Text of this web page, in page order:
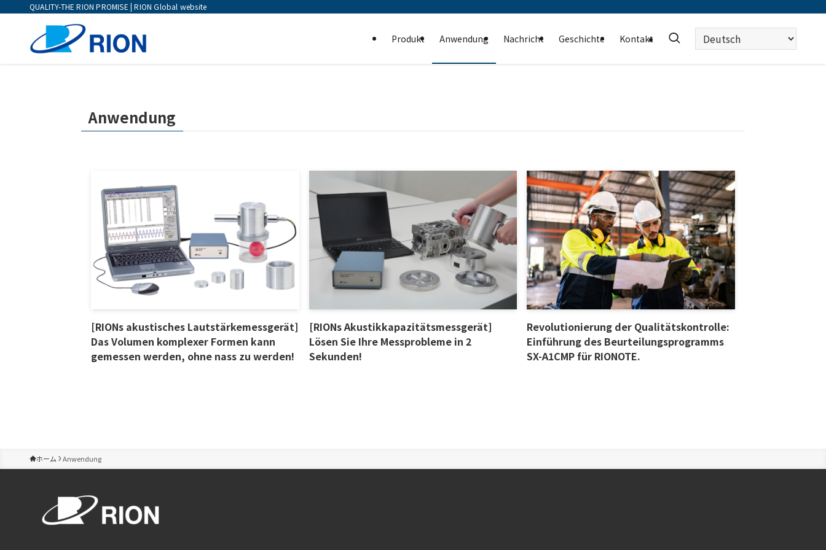
QUALITY-THE RION PROMISE | RION Global website
Produkt Anwendung Nachricht Geschichte Kontakt
Sprache
auswählen
Anwendung
[RIONs akustisches Lautstärkemessgerät]
Das Volumen komplexer Formen kann
gemessen werden, ohne nass zu werden!
[RIONs Akustikkapazitätsmessgerät]
Lösen Sie Ihre Messprobleme in 2
Sekunden!
Revolutionierung der Qualitätskontrolle:
Einführung des Beurteilungsprogramms
SX-A1CMP für RIONOTE.
ホーム Anwendung